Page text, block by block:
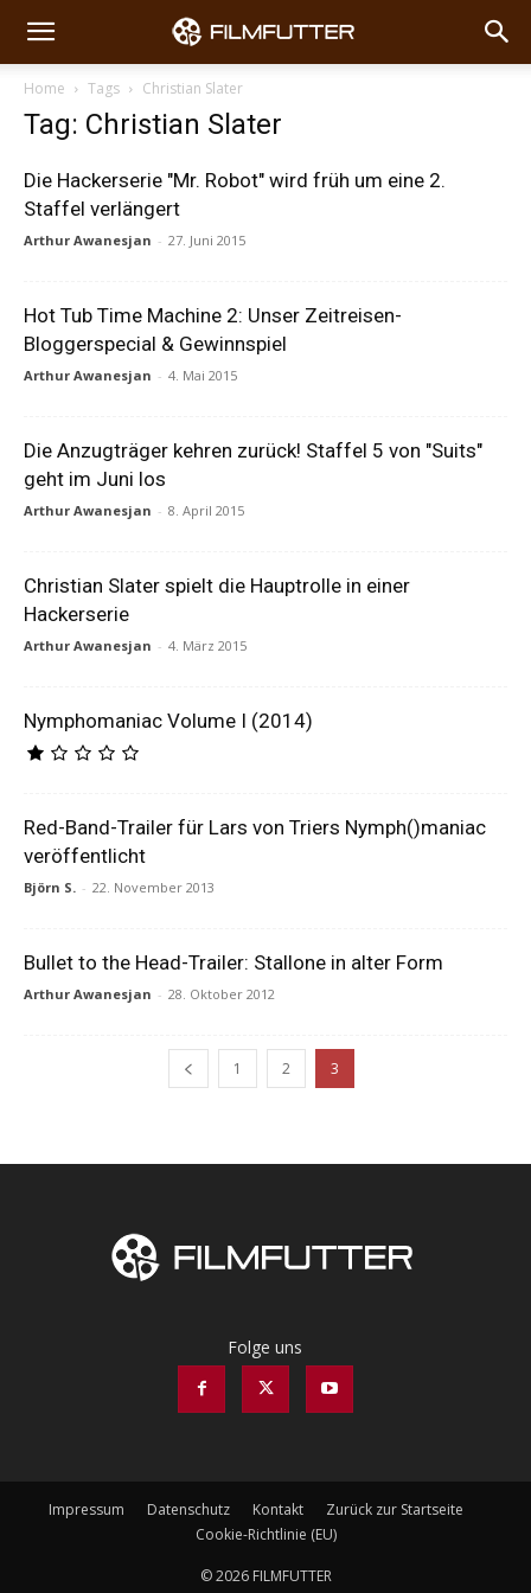
Home Tags Christian Slater
Tag: Christian Slater
Die Hackerserie "Mr. Robot" wird früh um eine 2.
Staffel verlängert
Arthur Awanesjan - 27. Juni 2015
Hot Tub Time Machine 2: Unser Zeitreisen-
Bloggerspecial & Gewinnspiel
Arthur Awanesjan - 4. Mai 2015
Die Anzugträger kehren zurück! Staffel 5 von "Suits"
geht im Juni los
Arthur Awanesjan - 8. April 2015
Christian Slater spielt die Hauptrolle in einer
Hackerserie
Arthur Awanesjan - 4. März 2015
Nymphomaniac Volume I (2014)
Red-Band-Trailer für Lars von Triers Nymph()maniac
veröffentlicht
Björn S. - 22. November 2013
Bullet to the Head-Trailer: Stallone in alter Form
Arthur Awanesjan - 28. Oktober 2012
1 2 3
Folge uns
Impressum Datenschutz Kontakt
Zurück zur Startseite
Cookie-Richtlinie (EU)
© 2026 FILMFUTTER